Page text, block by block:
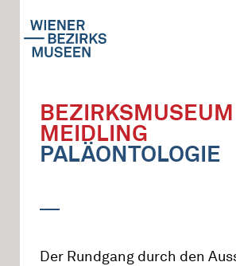
BEZIRKSMUSEUM
MEIDLING
PALÄONTOLOGIE
Der Rundgang durch den